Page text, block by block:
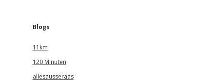
Blogs
11km
120 Minuten
allesausseraas